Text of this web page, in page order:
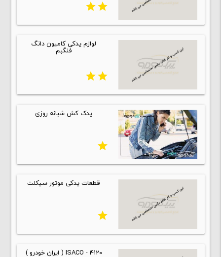
star
star
لوازم یدکی کامیون دانگ
فنگبم
star
star
یدک کش شبانه روزی
star
قطعات یدکی موتور سیکلت
star
ISACO - 4120 ( ایران خودرو )